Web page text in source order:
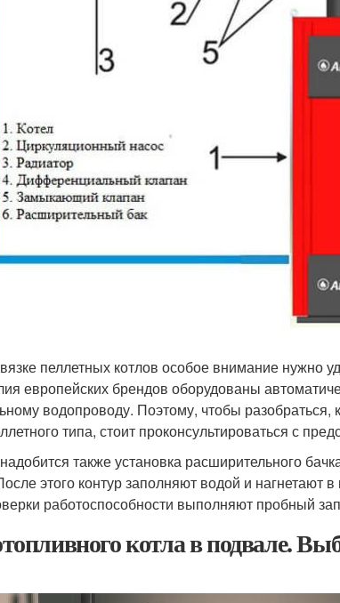
пеллетных котлов особое внимание нужно
европейских брендов оборудованы
водопроводу. Поэтому, чтобы разобраться,
типа, стоит проконсультироваться с
также установка расширительного
этого контур заполняют водой и нагнетают
работоспособности выполняют пробный
котла в подвале.